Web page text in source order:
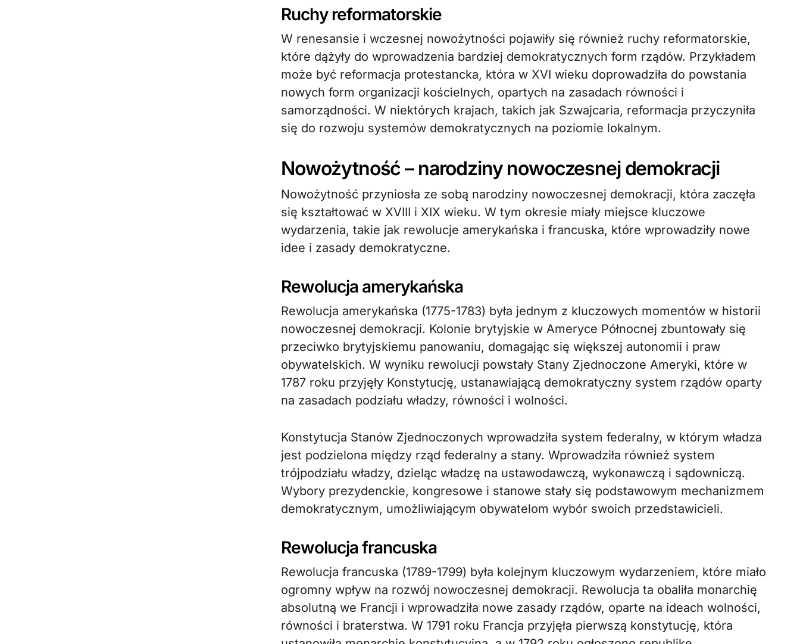
Ruchy reformatorskie
W renesansie i wczesnej nowożytności pojawiły się również ruchy reformatorskie,
które dążyły do wprowadzenia bardziej demokratycznych form rządów. Przykładem
może być reformacja protestancka, która w XVI wieku doprowadziła do powstania
nowych form organizacji kościelnych, opartych na zasadach równości i
samorządności. W niektórych krajach, takich jak Szwajcaria, reformacja przyczyniła
się do rozwoju systemów demokratycznych na poziomie lokalnym.
Nowożytność – narodziny nowoczesnej demokracji
Nowożytność przyniosła ze sobą narodziny nowoczesnej demokracji, która zaczęła
się kształtować w XVIII i XIX wieku. W tym okresie miały miejsce kluczowe
wydarzenia, takie jak rewolucje amerykańska i francuska, które wprowadziły nowe
idee i zasady demokratyczne.
Rewolucja amerykańska
Rewolucja amerykańska (1775-1783) była jednym z kluczowych momentów w historii
nowoczesnej demokracji. Kolonie brytyjskie w Ameryce Północnej zbuntowały się
przeciwko brytyjskiemu panowaniu, domagając się większej autonomii i praw
obywatelskich. W wyniku rewolucji powstały Stany Zjednoczone Ameryki, które w
1787 roku przyjęły Konstytucję, ustanawiającą demokratyczny system rządów oparty
na zasadach podziału władzy, równości i wolności.
Konstytucja Stanów Zjednoczonych wprowadziła system federalny, w którym władza
jest podzielona między rząd federalny a stany. Wprowadziła również system
trójpodziału władzy, dzieląc władzę na ustawodawczą, wykonawczą i sądowniczą.
Wybory prezydenckie, kongresowe i stanowe stały się podstawowym mechanizmem
demokratycznym, umożliwiającym obywatelom wybór swoich przedstawicieli.
Rewolucja francuska
Rewolucja francuska (1789-1799) była kolejnym kluczowym wydarzeniem, które miało
ogromny wpływ na rozwój nowoczesnej demokracji. Rewolucja ta obaliła monarchię
absolutną we Francji i wprowadziła nowe zasady rządów, oparte na ideach wolności,
równości i braterstwa. W 1791 roku Francja przyjęła pierwszą konstytucję, która